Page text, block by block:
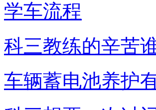
学车流程
科三教练的辛苦
车辆蓄电池养护